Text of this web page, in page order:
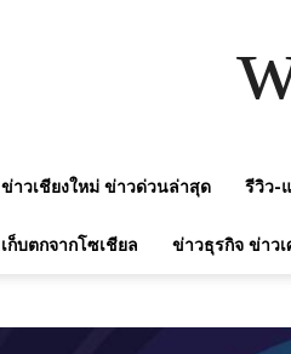
ข่าวเชียงใหม่ ข่าวด่วนล่าสุด รีวิว-
เก็บตกจากโซเชียล ข่าวธุรกิจ ข่าว